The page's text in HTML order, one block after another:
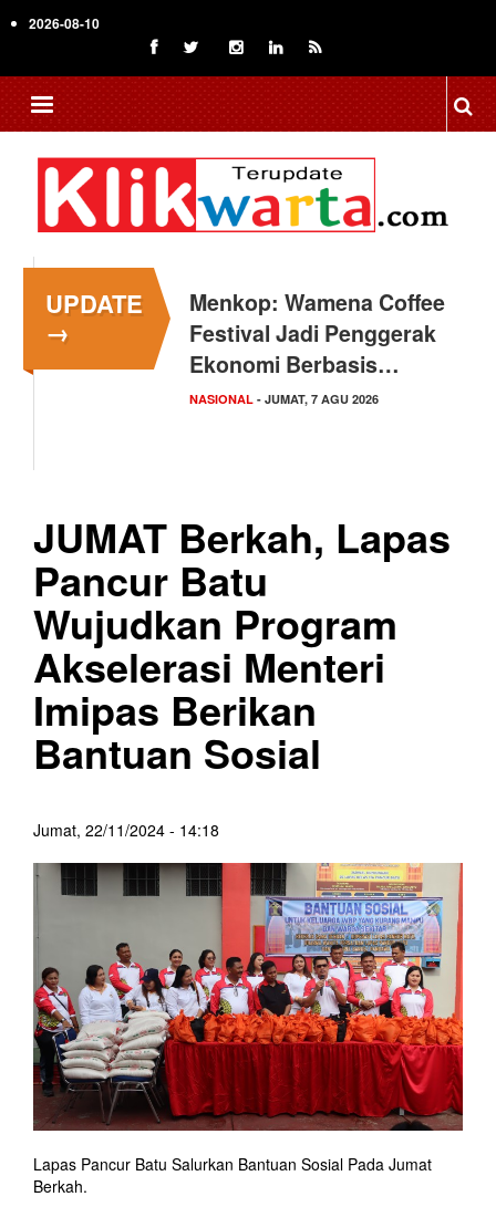
to
content
2026-08-10
UPDATE
→
Menkop: Wamena Coffee
Festival Jadi Penggerak
Ekonomi Berbasis…
NASIONAL - JUMAT, 7 AGU 2026
JUMAT Berkah, Lapas
Pancur Batu
Wujudkan Program
Akselerasi Menteri
Imipas Berikan
Bantuan Sosial
Jumat, 22/11/2024 - 14:18
Lapas Pancur Batu Salurkan Bantuan Sosial Pada Jumat
Berkah.